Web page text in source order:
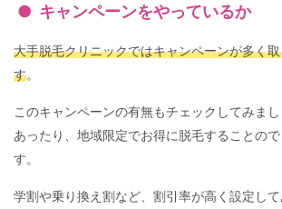
キャンペーンをやっているか
大手脱毛クリニックではキャンペーンが多く
す。
このキャンペーンの有無もチェックしてみま
あったり、地域限定でお得に脱毛することの
す。
学割や乗り換え割など、割引率が高く設定し